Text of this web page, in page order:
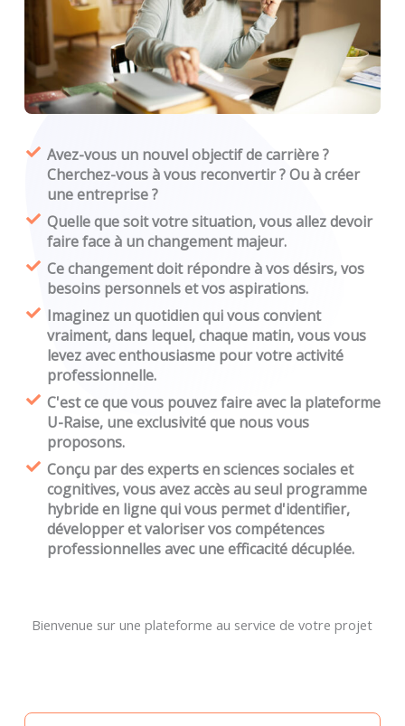
Avez-vous un nouvel objectif de carrière ?
Cherchez-vous à vous reconvertir ? Ou à créer
une entreprise ?
Quelle que soit votre situation, vous allez devoir
faire face à un changement majeur.
Ce changement doit répondre à vos désirs, vos
besoins personnels et vos aspirations.
Imaginez un quotidien qui vous convient
vraiment, dans lequel, chaque matin, vous vous
levez avec enthousiasme pour votre activité
professionnelle.
C'est ce que vous pouvez faire avec la plateforme
U-Raise, une exclusivité que nous vous
proposons.
Conçu par des experts en sciences sociales et
cognitives, vous avez accès au seul programme
hybride en ligne qui vous permet d'identifier,
développer et valoriser vos compétences
professionnelles avec une efficacité décuplée.
Bienvenue sur une plateforme au service de votre projet